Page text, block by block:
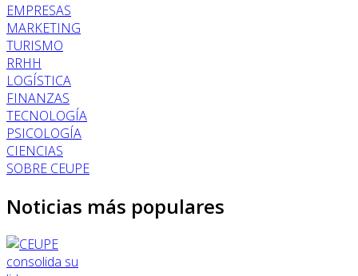
EMPRESAS
MARKETING
TURISMO
RRHH
LOGÍSTICA
FINANZAS
TECNOLOGÍA
PSICOLOGÍA
CIENCIAS
SOBRE CEUPE
Noticias más populares